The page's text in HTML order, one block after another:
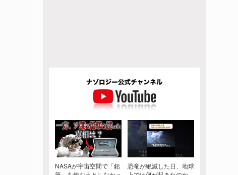
NASAが宇宙空間で「鉛
恐竜が絶滅した日、地球